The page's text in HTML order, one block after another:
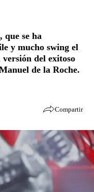
que se ha
y mucho swing el
del exitoso
de la Roche.
Compartir